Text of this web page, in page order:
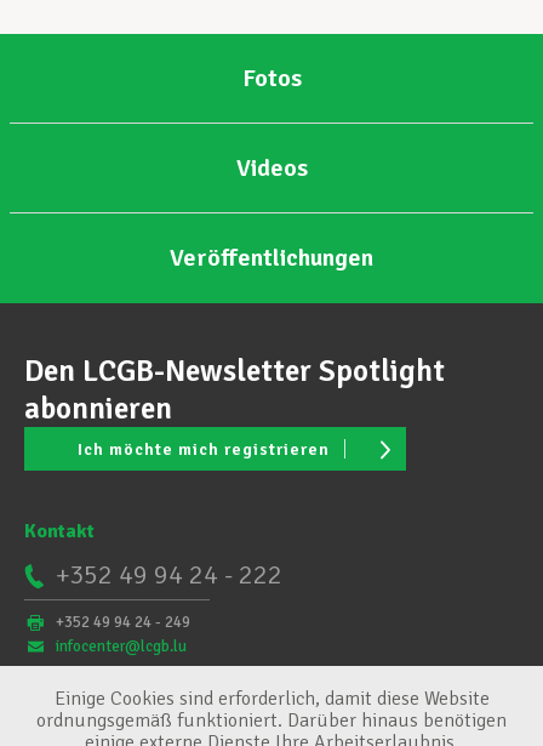
Fotos
Videos
Veröffentlichungen
Den LCGB-Newsletter Spotlight
abonnieren
Ich möchte mich registrieren
Kontakt
+352 49 94 24 - 222
+352 49 94 24 - 249
infocenter@lcgb.lu
Einige Cookies sind erforderlich, damit diese Website
ordnungsgemäß funktioniert. Darüber hinaus benötigen